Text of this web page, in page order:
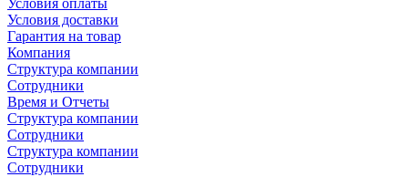
Условия оплаты
Условия доставки
Гарантия на товар
Компания
Структура компании
Сотрудники
Время и Отчеты
Структура компании
Сотрудники
Структура компании
Сотрудники